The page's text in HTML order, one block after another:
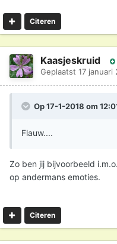
Citeren
Kaasjeskruid
Geplaatst 17 januari
Op 17-1-2018 om
Flauw....
Zo ben jij bijvoorbeeld
op andermans emoties.
Citeren